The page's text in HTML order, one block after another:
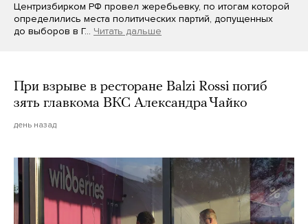
Центризбирком РФ провел жеребьевку, по итогам которой
определились места политических партий, допущенных
до выборов в Г… Читать дальше
При взрыве в ресторане Balzi Rossi погиб
зять главкома ВКС Александра Чайко
день назад